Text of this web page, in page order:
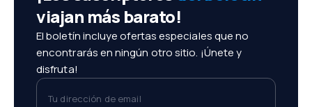
viajan más barato!
El boletín incluye ofertas especiales que no
encontrarás en ningún otro sitio. ¡Únete y
disfruta!
Tu dirección de email